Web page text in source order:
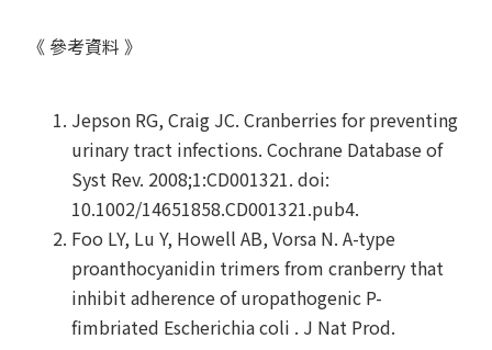
《 參考資料 》
Jepson RG, Craig JC. Cranberries for preventing
urinary tract infections. Cochrane Database of
Syst Rev. 2008;1:CD001321. doi:
10.1002/14651858.CD001321.pub4.
Foo LY, Lu Y, Howell AB, Vorsa N. A-type
proanthocyanidin trimers from cranberry that
inhibit adherence of uropathogenic P-
fimbriated Escherichia coli . J Nat Prod.